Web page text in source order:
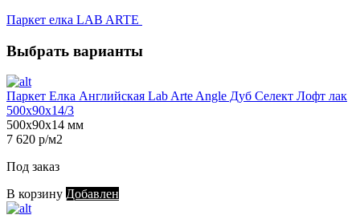
Паркет елка LAB ARTE
Выбрать варианты
Паркет Елка Английская Lab Arte Angle Дуб Селект Лофт лак
500х90х14/3
500х90х14 мм
7 620 р/м2
Под заказ
В корзину Добавлен